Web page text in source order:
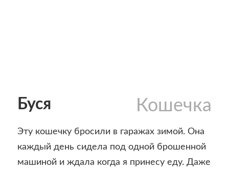
Кошечка
Буся
Эту кошечку бросили в гаражах зимой. Она
каждый день сидела под одной брошенной
машиной и ждала когда я принесу еду. Даже